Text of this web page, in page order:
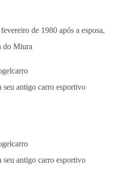
de 1980 após a esposa,
do Miura